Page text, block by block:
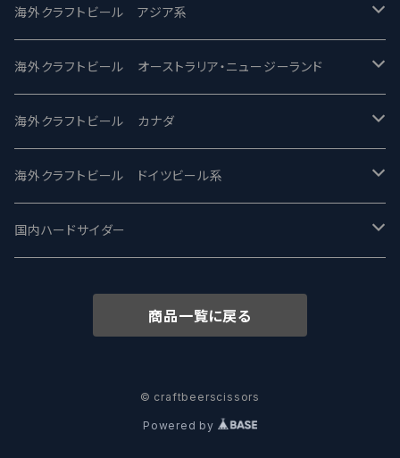
2nd Story Ale Works -セカンドストーリー
ビアへるん - Beer Hearn
忽布古丹醸造 - HOP KOTAN
ワイマーケットブルーイング Y.Market Brewing
志賀高原ビール - SIGAKOGEN
箕面ビール - MINOH BEER
サンクトガーレン - Sankt Gallen
Maui マウイ
Toppling Goliath トップリンゴライアス
Fair State フェアステイト
Lagunitas ラグニタス
FirestoneWalker ファイアストーン
Mikkeller ミッケラー
Hop Nation ホップネーション
UnBarred -アンバード
SAIREN /サイレン
ワイルドチャイルド - Wilde Child
BrewDog Brewery - ブリュードッグ
The Flying Inn / ザ フライイング イン
Lambiek Fabriek - ファブリーク
海外クラフトビール アジア系
gweilo-鬼佬 グウァイロ
Heart Of Darkness - ハートオブダークネス
Carbon brews -カーボン
TAIHU - タイフー
Behemoth - ベヒーモス
海外クラフトビール オーストラリア・ニュージーランド
ROCKY RIDGE - ロッキーリッジ
BODRIGGY BREWING ボッドリッジー
CO-CONSPIRATORS コ・コンスピレーターズ
Deep Creek Brewing Co.
8 Wired エイトワイアード
海外クラフトビール カナダ
Jackie O's ジャッキーオーズ
Westbrook ウェストブルック
Strathcona ストラスコナ
ODIN BREWING オディン
海外クラフトビール ドイツビール系
Karmeliten カーメリテン
Früh フリュー
国内ハードサイダー
商品一覧に戻る
© craftbeerscissors
Powered by